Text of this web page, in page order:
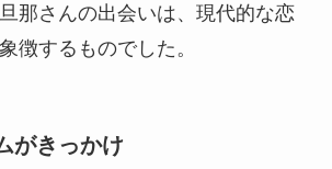
那さんの出会いは、現代的な恋
徴するものでした。
がきっかけ